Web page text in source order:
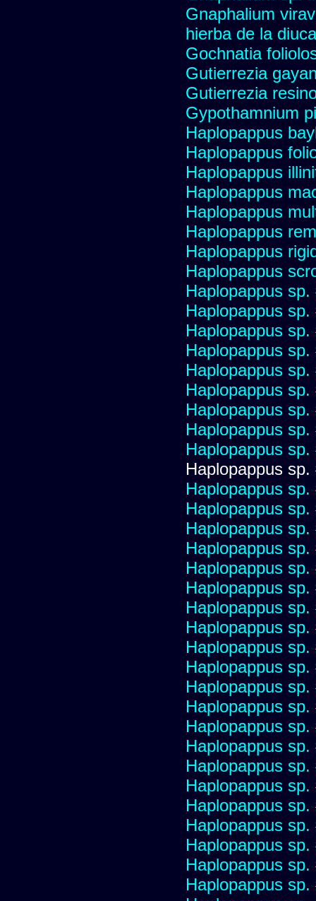
Gnaphalium
hierba de la
Gochnatia
Gutierrezia
Gutierrezia
Gypothamnium
Haplopappus
Haplopappus
Haplopappus
Haplopappus
Haplopappus
Haplopappus
Haplopappus
Haplopappus
Haplopappus sp.
Haplopappus sp.
Haplopappus sp.
Haplopappus sp.
Haplopappus sp.
Haplopappus sp.
Haplopappus sp.
Haplopappus sp.
Haplopappus sp.
Haplopappus sp.
Haplopappus sp.
Haplopappus sp.
Haplopappus sp.
Haplopappus sp.
Haplopappus sp.
Haplopappus sp.
Haplopappus sp.
Haplopappus sp.
Haplopappus sp.
Haplopappus sp.
Haplopappus sp.
Haplopappus sp.
Haplopappus sp.
Haplopappus sp.
Haplopappus sp.
Haplopappus sp.
Haplopappus sp.
Haplopappus sp.
Haplopappus sp.
Haplopappus sp.
Haplopappus sp.